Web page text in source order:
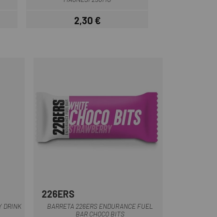
Preu
2,30 €
DRINK
226ERS
BARRETA 226ERS ENDURANCE FUEL
BAR CHOCO BITS